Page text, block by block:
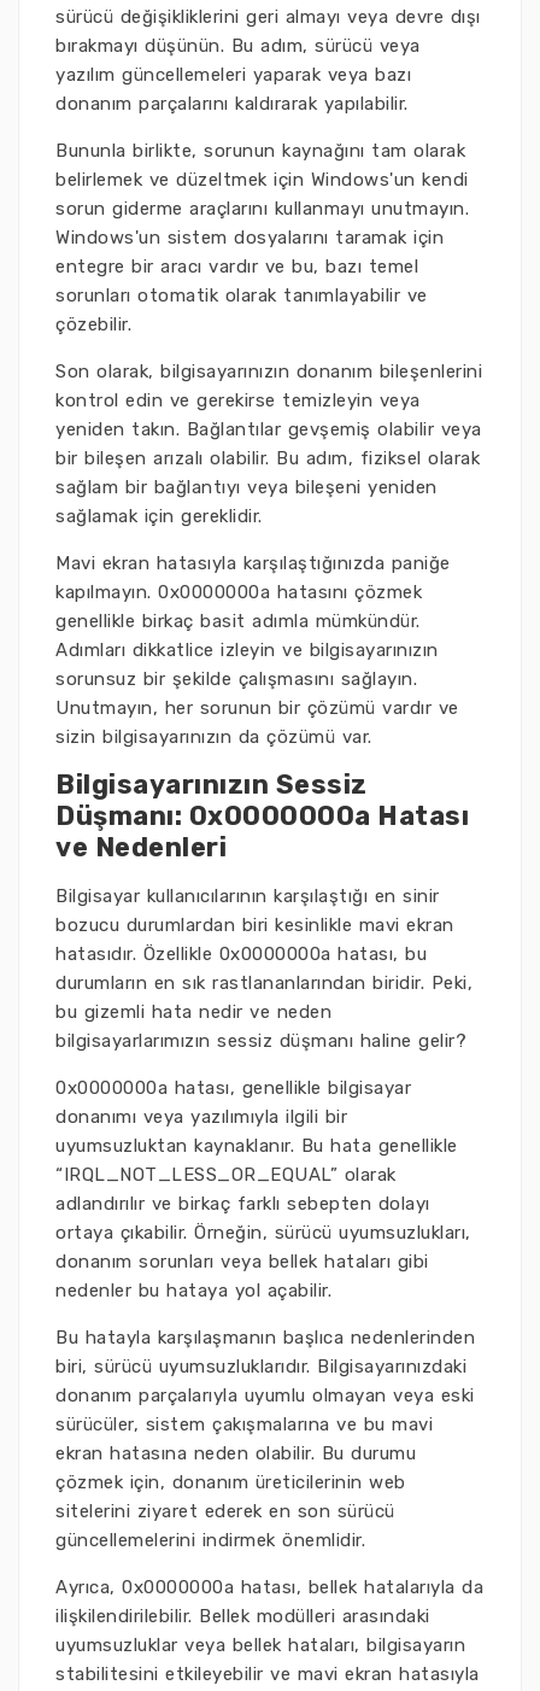
sürücü değişikliklerini geri almayı veya devre dışı
bırakmayı düşünün. Bu adım, sürücü veya
yazılım güncellemeleri yaparak veya bazı
donanım parçalarını kaldırarak yapılabilir.
Bununla birlikte, sorunun kaynağını tam olarak
belirlemek ve düzeltmek için Windows'un kendi
sorun giderme araçlarını kullanmayı unutmayın.
Windows'un sistem dosyalarını taramak için
entegre bir aracı vardır ve bu, bazı temel
sorunları otomatik olarak tanımlayabilir ve
çözebilir.
Son olarak, bilgisayarınızın donanım bileşenlerini
kontrol edin ve gerekirse temizleyin veya
yeniden takın. Bağlantılar gevşemiş olabilir veya
bir bileşen arızalı olabilir. Bu adım, fiziksel olarak
sağlam bir bağlantıyı veya bileşeni yeniden
sağlamak için gereklidir.
Mavi ekran hatasıyla karşılaştığınızda paniğe
kapılmayın. 0x0000000a hatasını çözmek
genellikle birkaç basit adımla mümkündür.
Adımları dikkatlice izleyin ve bilgisayarınızın
sorunsuz bir şekilde çalışmasını sağlayın.
Unutmayın, her sorunun bir çözümü vardır ve
sizin bilgisayarınızın da çözümü var.
Bilgisayarınızın Sessiz
Düşmanı: 0x0000000a Hatası
ve Nedenleri
Bilgisayar kullanıcılarının karşılaştığı en sinir
bozucu durumlardan biri kesinlikle mavi ekran
hatasıdır. Özellikle 0x0000000a hatası, bu
durumların en sık rastlananlarından biridir. Peki,
bu gizemli hata nedir ve neden
bilgisayarlarımızın sessiz düşmanı haline gelir?
0x0000000a hatası, genellikle bilgisayar
donanımı veya yazılımıyla ilgili bir
uyumsuzluktan kaynaklanır. Bu hata genellikle
“IRQL_NOT_LESS_OR_EQUAL” olarak
adlandırılır ve birkaç farklı sebepten dolayı
ortaya çıkabilir. Örneğin, sürücü uyumsuzlukları,
donanım sorunları veya bellek hataları gibi
nedenler bu hataya yol açabilir.
Bu hatayla karşılaşmanın başlıca nedenlerinden
biri, sürücü uyumsuzluklarıdır. Bilgisayarınızdaki
donanım parçalarıyla uyumlu olmayan veya eski
sürücüler, sistem çakışmalarına ve bu mavi
ekran hatasına neden olabilir. Bu durumu
çözmek için, donanım üreticilerinin web
sitelerini ziyaret ederek en son sürücü
güncellemelerini indirmek önemlidir.
Ayrıca, 0x0000000a hatası, bellek hatalarıyla da
ilişkilendirilebilir. Bellek modülleri arasındaki
uyumsuzluklar veya bellek hataları, bilgisayarın
stabilitesini etkileyebilir ve mavi ekran hatasıyla